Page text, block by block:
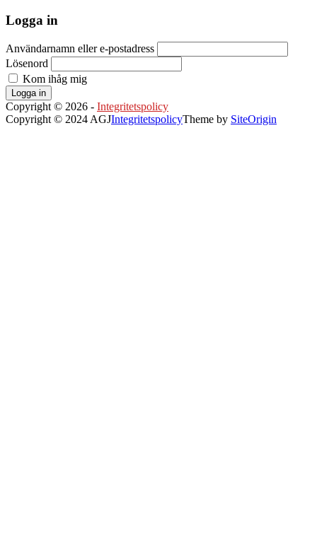
Logga in
Användarnamn eller e-postadress
Lösenord
Kom ihåg mig
Logga in
Copyright © 2026 - Integritetspolicy
Copyright © 2024 AGJIntegritetspolicyTheme by SiteOrigin